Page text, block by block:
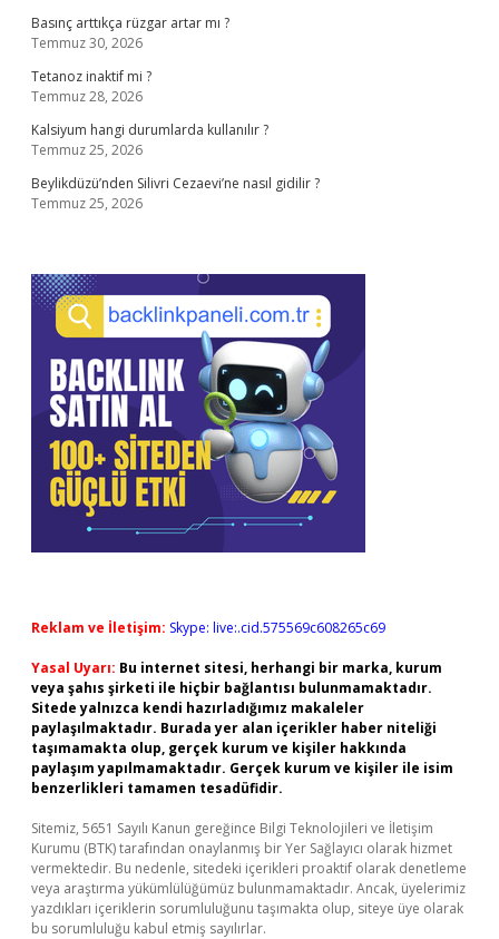
Basınç arttıkça rüzgar artar mı ?
Temmuz 30, 2026
Tetanoz inaktif mi ?
Temmuz 28, 2026
Kalsiyum hangi durumlarda kullanılır ?
Temmuz 25, 2026
Beylikdüzü’nden Silivri Cezaevi’ne nasıl gidilir ?
Temmuz 25, 2026
Reklam ve İletişim: Skype: live:.cid.575569c608265c69
Yasal Uyarı: Bu internet sitesi, herhangi bir marka, kurum
veya şahıs şirketi ile hiçbir bağlantısı bulunmamaktadır.
Sitede yalnızca kendi hazırladığımız makaleler
paylaşılmaktadır. Burada yer alan içerikler haber niteliği
taşımamakta olup, gerçek kurum ve kişiler hakkında
paylaşım yapılmamaktadır. Gerçek kurum ve kişiler ile isim
benzerlikleri tamamen tesadüfidir.
Sitemiz, 5651 Sayılı Kanun gereğince Bilgi Teknolojileri ve İletişim
Kurumu (BTK) tarafından onaylanmış bir Yer Sağlayıcı olarak hizmet
vermektedir. Bu nedenle, sitedeki içerikleri proaktif olarak denetleme
veya araştırma yükümlülüğümüz bulunmamaktadır. Ancak, üyelerimiz
yazdıkları içeriklerin sorumluluğunu taşımakta olup, siteye üye olarak
bu sorumluluğu kabul etmiş sayılırlar.